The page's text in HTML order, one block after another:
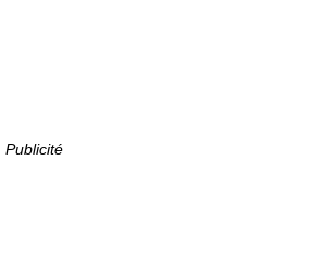
Publicité